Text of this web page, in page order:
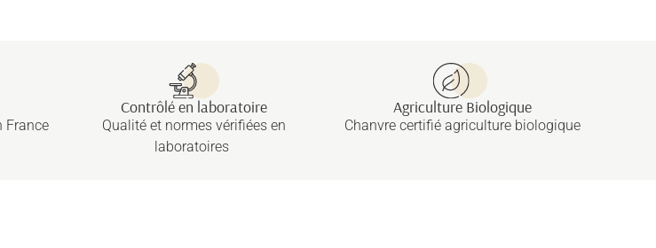
France
Contrôlé en laboratoire
Qualité et normes vérifiées en
laboratoires
Agriculture Biologique
Chanvre certifié agriculture biologique